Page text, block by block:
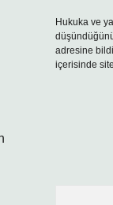
Hukuka ve
adresine
içerisinde